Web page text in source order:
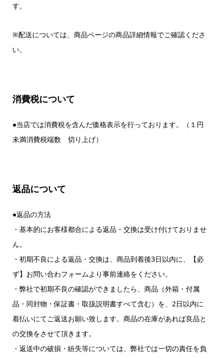
す。
※配送については、商品ページの商品詳細情報でご確認くださ
い。
消費税について
●当店では消費税を含んだ価格表示を行っております。（１円
未満消費税端数 切り上げ）
返品について
●返品の方法
・基本的にお客様都合による返品・交換は受け付けておりませ
ん。
・初期不良による返品・交換は、商品到着後3日以内に、【必
ず】お問い合わフォームより事前連絡をください。
・弊社で初期不良の確認ができましたら、商品（外箱・付属
品・同封物・保証書・取扱説明書すべて含む）を、2日以内に
着払いにてご返送お願い致します。商品の在庫があれば良品と
の交換をさせて頂きます。
・返送中の破損・紛失等については、弊社では一切の責任を負